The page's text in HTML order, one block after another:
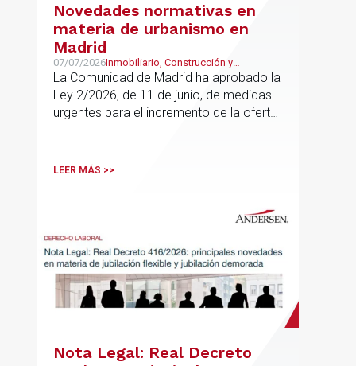
Novedades normativas en
materia de urbanismo en
Madrid
07/07/2026Inmobiliario, Construcción y
Urbanismo
La Comunidad de Madrid ha aprobado la
Ley 2/2026, de 11 de junio, de medidas
urgentes para el incremento de la oferta
LEER MÁS >>
Nota Legal: Real Decreto